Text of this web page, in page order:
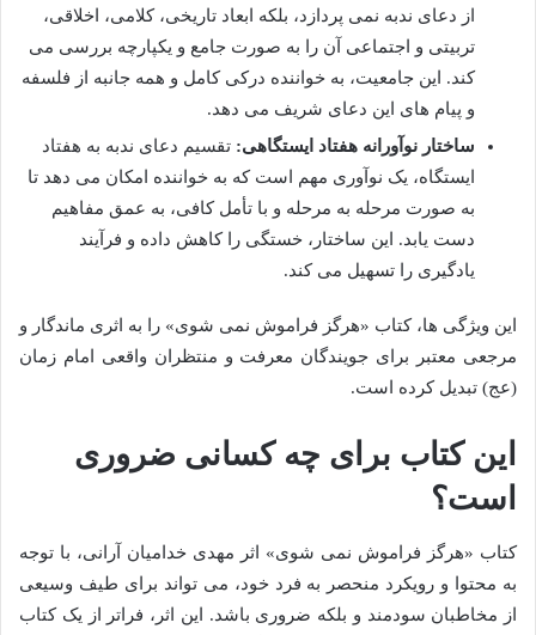
از دعای ندبه نمی پردازد، بلکه ابعاد تاریخی، کلامی، اخلاقی،
تربیتی و اجتماعی آن را به صورت جامع و یکپارچه بررسی می
کند. این جامعیت، به خواننده درکی کامل و همه جانبه از فلسفه
و پیام های این دعای شریف می دهد.
ساختار نوآورانه هفتاد ایستگاهی: تقسیم دعای ندبه به هفتاد
ایستگاه، یک نوآوری مهم است که به خواننده امکان می دهد تا
به صورت مرحله به مرحله و با تأمل کافی، به عمق مفاهیم
دست یابد. این ساختار، خستگی را کاهش داده و فرآیند
یادگیری را تسهیل می کند.
این ویژگی ها، کتاب «هرگز فراموش نمی شوی» را به اثری ماندگار و
مرجعی معتبر برای جویندگان معرفت و منتظران واقعی امام زمان
(عج) تبدیل کرده است.
این کتاب برای چه کسانی ضروری
است؟
کتاب «هرگز فراموش نمی شوی» اثر مهدی خدامیان آرانی، با توجه
به محتوا و رویکرد منحصر به فرد خود، می تواند برای طیف وسیعی
از مخاطبان سودمند و بلکه ضروری باشد. این اثر، فراتر از یک کتاب